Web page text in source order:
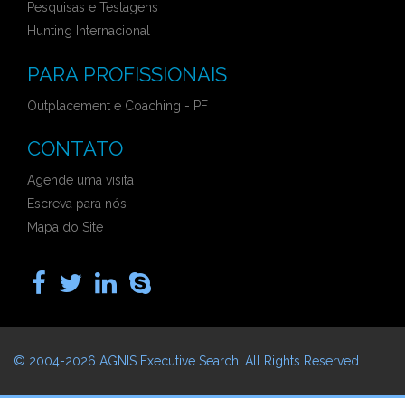
Pesquisas e Testagens
Hunting Internacional
PARA PROFISSIONAIS
Outplacement e Coaching - PF
CONTATO
Agende uma visita
Escreva para nós
Mapa do Site
© 2004-2026 AGNIS Executive Search . All Rights Reserved.